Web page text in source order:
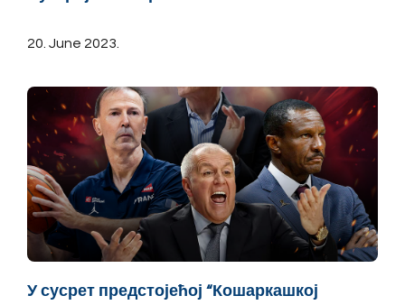
20. June 2023.
У сусрет предстојећој “Кошаркашкој